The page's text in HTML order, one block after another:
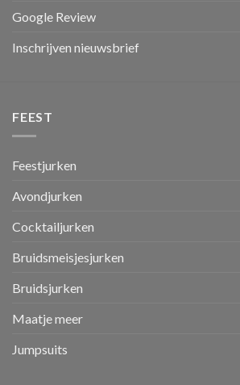
Google Review
Inschrijven nieuwsbrief
FEEST
Feestjurken
Avondjurken
Cocktailjurken
Bruidsmeisjesjurken
Bruidsjurken
Maatje meer
Jumpsuits